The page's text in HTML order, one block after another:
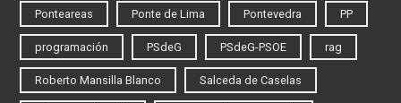
Ponteareas Ponte de Lima Pontevedra PP
programación PSdeG PSdeG-PSOE rag
Roberto Mansilla Blanco Salceda de Caselas